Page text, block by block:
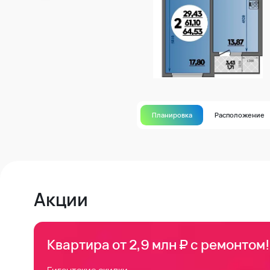
Планировка Расположение
Акции
Квартира от 2,9 млн ₽ с ремонтом!